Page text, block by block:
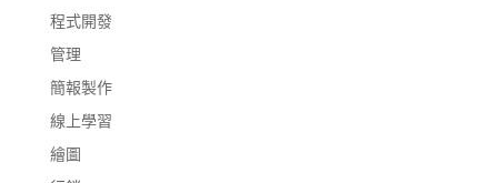
程式開發
管理
簡報製作
線上學習
繪圖